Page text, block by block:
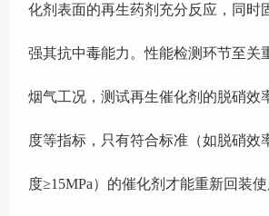
化剂表面的再生药剂充分反应，同时
强其抗中毒能力。性能检测环节至关
烟气工况，测试再生催化剂的脱硝效
度等指标，只有符合标准（如脱硝效
度≥15MPa）的催化剂才能重新回装